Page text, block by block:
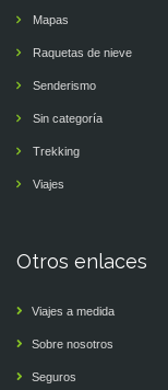
Mapas
Raquetas de nieve
Senderismo
Sin categoría
Trekking
Viajes
Otros enlaces
Viajes a medida
Sobre nosotros
Seguros